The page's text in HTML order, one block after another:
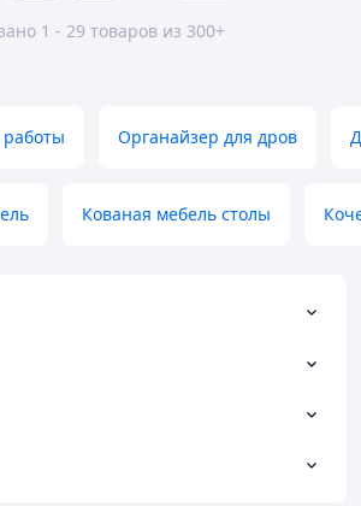
1 - 29 товаров из 300+
Органайзер для дров
Кованая мебель столы